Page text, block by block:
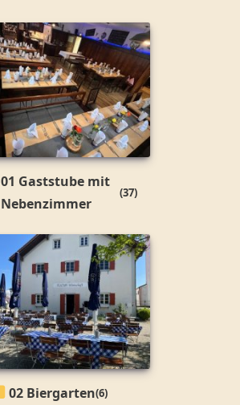
01 Gaststube mit
Nebenzimmer
(37)
02 Biergarten(6)